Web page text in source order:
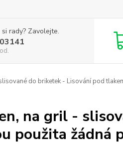
rady? Zavolejte.
do briketek - Lisování pod
na gril -
použita žádná